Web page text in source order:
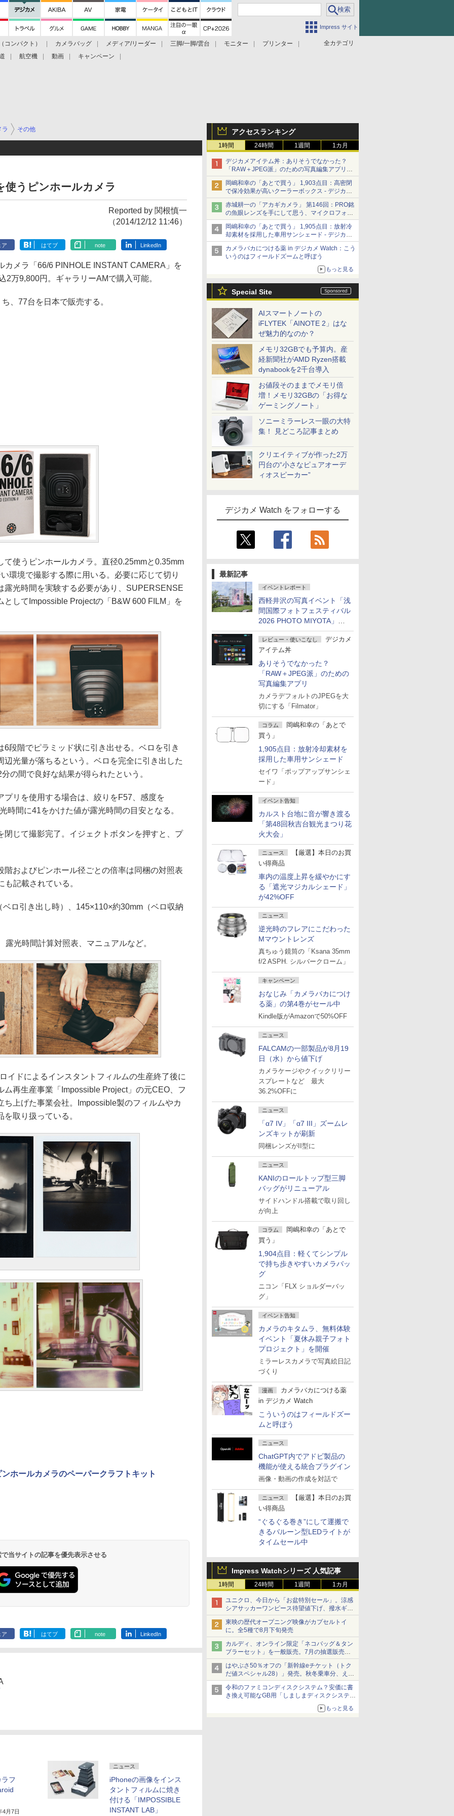
Impress サイト
全カテゴリ
コンパクト） カメラバッグ メディア/リーダー 三脚/一脚/雲台 モニター
プリンター
航空機 動画 キャンペーン
アクセスランキング
1時間 24時間 1週間 1カ月
デジカメアイテム丼：ありそうでなかった？
「RAW＋JPEG派」のための写真編集アプリ
カメラデフォルトのJPEGを大切にする
「Filmator」
岡嶋和幸の「あとで買う」 1,903点目：高密閉
で保冷効果が高いクーラーボックス - デジカメ
Watch
赤城耕一の「アカギカメラ」 第146回：PRO銘
の魚眼レンズを手にして思う、マイクロフォー
サーズへの期待と可能性
岡嶋和幸の「あとで買う」 1,905点目：放射冷
却素材を採用した車用サンシェード - デジカメ
Watch
カメラバカにつける薬 in デジカメ Watch：こう
いうのはフィールドズームと呼ぼう
もっと見る
Special Site
AIスマートノートの
iFLYTEK「AINOTE 2」はな
ぜ魅力的なのか？
メモリ32GBでも予算内。産
経新聞社がAMD Ryzen搭載
dynabookを2千台導入
お値段そのままでメモリ倍
増！メモリ32GBの「お得な
ゲーミングノート」
ソニーミラーレス一眼の大特
集！ 見どころ記事まとめ
クリエイティブが作った2万
円台の“小さなピュアオーデ
ィオスピーカー”
デジカメ Watch をフォローする
最新記事
イベントレポート
西軽井沢の写真イベント「浅
間国際フォトフェスティバル
2026 PHOTO MIYOTA」が
開幕
レビュー・使いこなし
デジカメ
アイテム丼
ありそうでなかった？
「RAW＋JPEG派」のための
写真編集アプリ
カメラデフォルトのJPEGを大
切にする「Filmator」
コラム
岡嶋和幸の「あとで
買う」
1,905点目：放射冷却素材を
採用した車用サンシェード
セイワ「ポップアップサンシェ
ード」
イベント告知
カルスト台地に音が響き渡る
「第48回秋吉台観光まつり花
火大会」
ニュース
【厳選】本日のお買
い得商品
車内の温度上昇を緩やかにす
る「遮光マジカルシェード」
が42%OFF
ニュース
逆光時のフレアにこだわった
Mマウントレンズ
真ちゅう鏡筒の「Ksana 35mm
f/2 ASPH. シルバークローム」
キャンペーン
おなじみ「カメラバカにつけ
る薬」の第4巻がセール中
Kindle版がAmazonで50%OFF
ニュース
FALCAMの一部製品が8月19
日（水）から値下げ
カメラケージやクイックリリー
スプレートなど 最大
36.2%OFFに
ニュース
「α7 IV」「α7 III」ズームレ
ンズキットが刷新
同梱レンズがII型に
ニュース
KANIのロールトップ型三脚
バッグがリニューアル
サイドハンドル搭載で取り回し
が向上
コラム
岡嶋和幸の「あとで
買う」
1,904点目：軽くてシンプル
で持ち歩きやすいカメラバッ
グ
ニコン「FLX ショルダーバッ
グ」
イベント告知
カメラのキタムラ、無料体験
イベント「夏休み親子フォト
プロジェクト」を開催
ミラーレスカメラで写真絵日記
づくり
漫画
カメラバカにつける薬
in デジカメ Watch
こういうのはフィールドズー
ムと呼ぼう
ニュース
ChatGPT内でアドビ製品の
機能が使える統合プラグイン
画像・動画の作成を対話で
ニュース
【厳選】本日のお買
い得商品
“ぐるぐる巻き”にして運搬で
きるバルーン型LEDライトが
タイムセール中
Impress Watchシリーズ 人気記事
1時間 24時間 1週間 1カ月
ユニクロ、今日から「お盆特別セール」。涼感
シアサッカーワンピース待望値下げ、撥水ギア
ショーツは1990円に
東映の歴代オープニング映像がカプセルトイ
に。全5種で8月下旬発売
カルディ、オンライン限定「ネコバッグ＆タン
ブラーセット」を一般販売。7月の抽選販売の
当選無効分
はやぶさ50％オフの「新幹線eチケット（トク
だ値スペシャル28）」発売。秋冬乗車分、えき
ねっと限定
令和のファミコンディスクシステム？安価に書
き換え可能なGB用「しましまディスクシステ
もっと見る
ラ その他
うピンホールカメラ
Reported by 関根慎一
（2014/12/12 11:46）
ア はてブ note LinkedIn
メラ「66/6 PINHOLE INSTANT CAMERA」を
2万9,800円。ギャラリーAMで購入可能。
、77台を日本で販売する。
使うピンホールカメラ。直径0.25mmと0.35mm
環境で撮影する際に用いる。必要に応じて切り
露光時間を実験する必要があり、SUPERSENSE
としてImpossible Projectの「B&W 600 FILM」を
階でピラミッド状に引き出せる。ベロを引き
光量が落ちるという。ベロを完全に引き出した
の間で良好な結果が得られたという。
リを使用する場合は、絞りをF57、感度を
時間に41をかけた値が露光時間の目安となる。
じて撮影完了。イジェクトボタンを押すと、プ
およびピンホール径ごとの倍率は同梱の対照表
記載されている。
ロ引き出し時）、145×110×約30mm（ベロ収納
光時間計算対照表、マニュアルなど。
ドによるインスタントフィルムの生産終了後に
ム再生産事業「Impossible Project」の元CEO、フ
ち上げた事業会社。Impossible製のフィルムやカ
取り扱っている。
ホールカメラのペーパークラフトキット
当サイトの記事を優先表示させる
ア はてブ note LinkedIn
フ
4月7日
ニュース
iPhoneの画像をインス
タントフィルムに焼き
付ける「IMPOSSIBLE
INSTANT LAB」